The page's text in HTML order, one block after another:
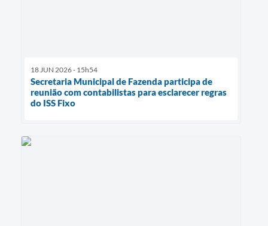
18 JUN 2026 - 15h54
Secretaria Municipal de Fazenda participa de
reunião com contabilistas para esclarecer regras
do ISS Fixo